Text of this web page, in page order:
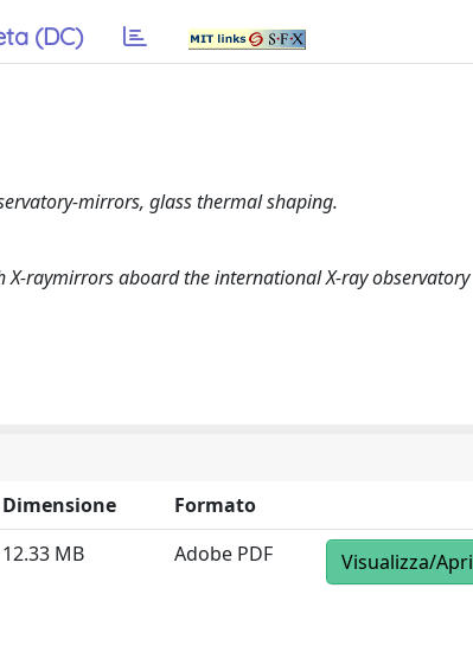
(DC)
mirrors, glass thermal shaping.
raymirrors aboard the international X-ray observatory
Dimensione
Formato
12.33 MB Adobe PDF Visualizza/Apri